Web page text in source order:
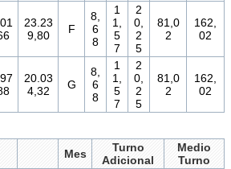
23.23
9,80
F
8,
6
8
1
1,
5
7
2
0,
2
5
81,0
2
162,
02
20.03
4,32
G
8,
6
8
1
1,
5
7
2
0,
2
5
81,0
2
162,
02
Mes
Turno
Adicional
Medio
Turno